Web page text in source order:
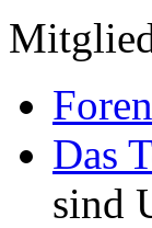
Das
sind